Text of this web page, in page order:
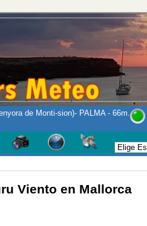
de Monti-sion)- PALMA - 66m.
Viento en Mallorca